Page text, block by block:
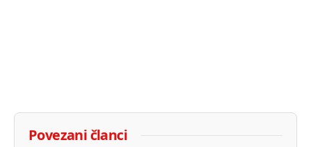
Povezani članci